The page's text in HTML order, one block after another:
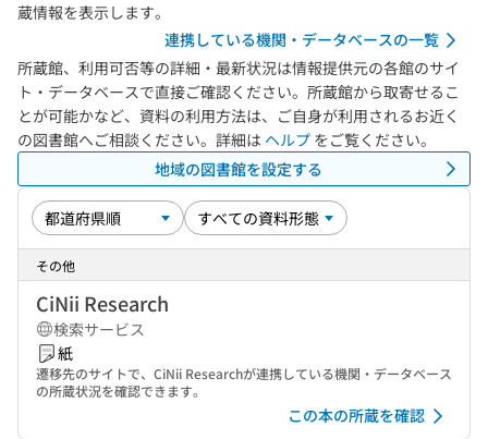
蔵情報を表示します。
連携している機関・データベースの一覧
所蔵館、利用可否等の詳細・最新状況は情報提供元の各館のサイ
ト・データベースで直接ご確認ください。所蔵館から取寄せるこ
とが可能かなど、資料の利用方法は、ご自身が利用されるお近く
の図書館へご相談ください。詳細は ヘルプ をご覧ください。
地域の図書館を設定する
その他
CiNii Research
検索サービス
紙
遷移先のサイトで、CiNii Researchが連携している機関・データベース
の所蔵状況を確認できます。
この本の所蔵を確認